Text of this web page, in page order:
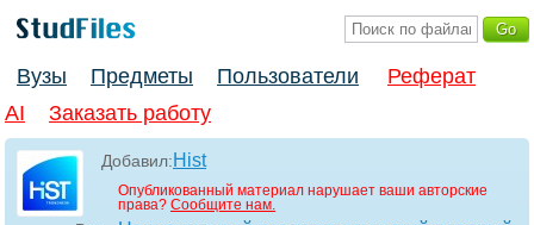
Вузы Предметы Пользователи
Реферат
AI
Заказать работу
Добавил:Hist
Опубликованный материал нарушает ваши авторские
права? Сообщите нам.